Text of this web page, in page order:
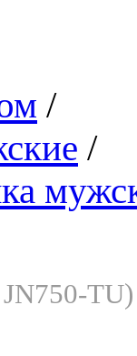
/
/
JN750-TU)